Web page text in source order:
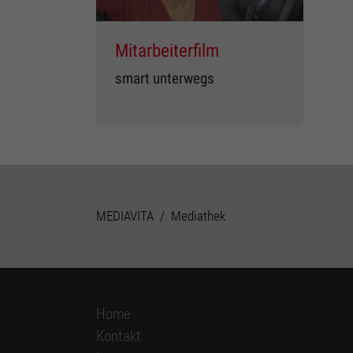
Mitarbeiterfilm
smart unterwegs
MEDIAVITA Mediathek
Home
Kontakt